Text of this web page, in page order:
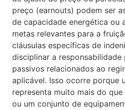
preço (earnouts) podem ser
de capacidade energética ou
metas relevantes para a
cláusulas específicas de
disciplinar a responsabilidade
passivos relacionados ao
aplicável. Isso ocorre porque
representa muito mais do
ou um conjunto de